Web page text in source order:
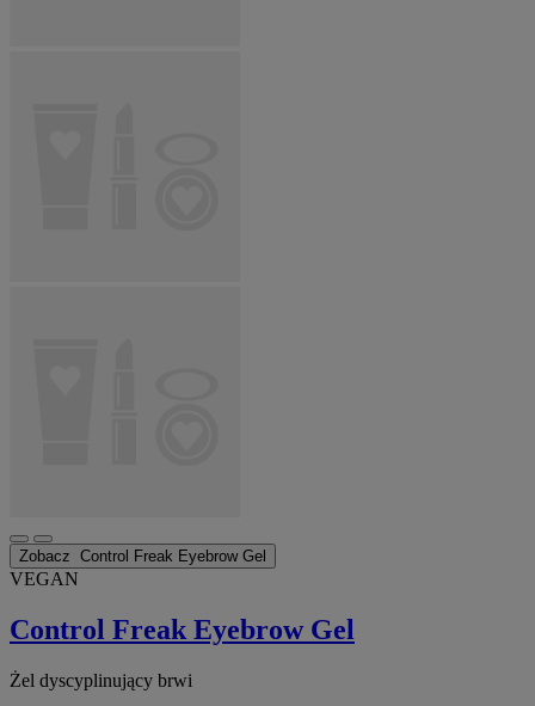
Zobacz Control Freak Eyebrow Gel
VEGAN
Control Freak Eyebrow Gel
Żel dyscyplinujący brwi